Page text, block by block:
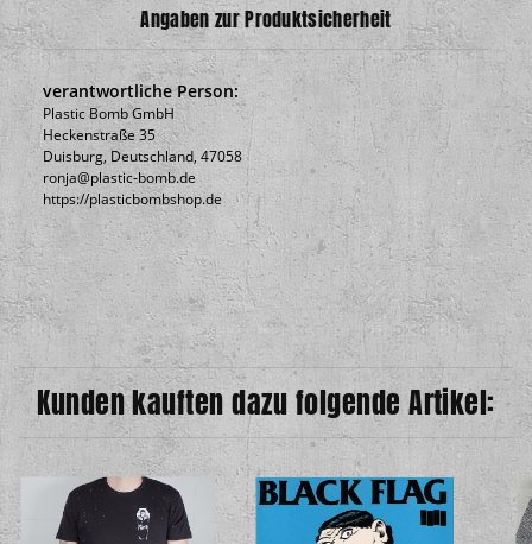
Angaben zur Produktsicherheit
verantwortliche Person:
Plastic Bomb GmbH
Heckenstraße 35
Duisburg, Deutschland, 47058
ronja@plastic-bomb.de
https://plasticbombshop.de
Kunden kauften dazu folgende Artikel: